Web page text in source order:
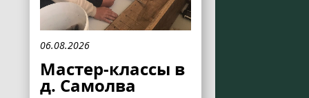
06.08.2026
Мастер-классы в
д. Самолва